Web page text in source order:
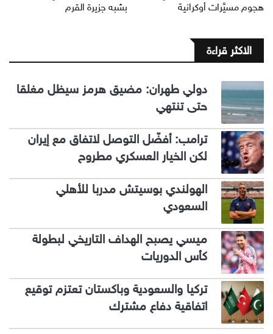
هجوم مسيَّرات أوكرانية
بشبه جزيرة القرم
الاكثر قراءة
دولي طهران: مضيق هرمز سيظل مغلقا
حتى تنتهي
ترامب: أفضّل التوصل لاتفاق مع إيران
لكن الخيار العسكري مطروح
الهولندي بوسيتش مدربا للأهلي
السعودي
ميسي يصبح الهداف التاريخي لبطولة
كأس الدوريات
تركيا والسعودية وباكستان تعتزم توقيع
اتفاقية دفاع مشترك